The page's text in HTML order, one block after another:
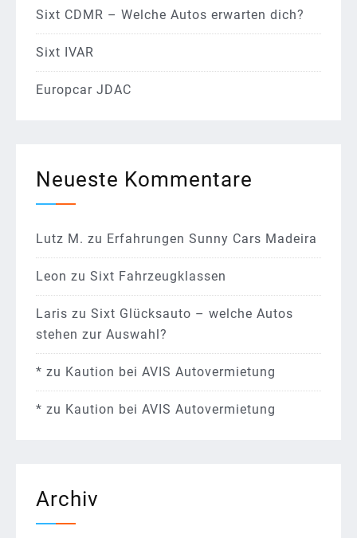
Sixt CDMR – Welche Autos erwarten dich?
Sixt IVAR
Europcar JDAC
Neueste Kommentare
Lutz M. zu Erfahrungen Sunny Cars Madeira
Leon zu Sixt Fahrzeugklassen
Laris zu Sixt Glücksauto – welche Autos
stehen zur Auswahl?
* zu Kaution bei AVIS Autovermietung
* zu Kaution bei AVIS Autovermietung
Archiv